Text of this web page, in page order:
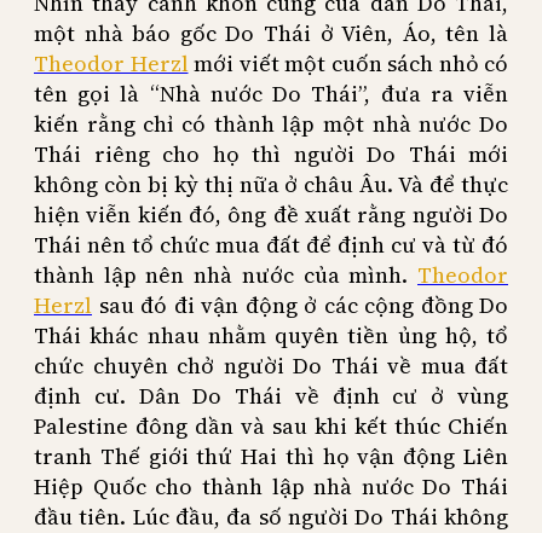
một nhà báo gốc Do Thái ở Viên, Áo, tên là
Theodor Herzlmới viết một cuốn sách nhỏ có
tên gọi là “Nhà nước Do Thái”, đưa ra viễn
kiến rằng chỉ có thành lập một nhà nước Do
Thái riêng cho họ thì người Do Thái mới
không còn bị kỳ thị nữa ở châu Âu. Và để thực
hiện viễn kiến đó, ông đề xuất rằng người Do
Thái nên tổ chức mua đất để định cư và từ đó
thành lập nên nhà nước của mình. Theodor
Herzl sau đó đi vận động ở các cộng đồng Do
Thái khác nhau nhằm quyên tiền ủng hộ, tổ
chức chuyên chở người Do Thái về mua đất
định cư. Dân Do Thái về định cư ở vùng
Palestine đông dần và sau khi kết thúc Chiến
tranh Thế giới thứ Hai thì họ vận động Liên
Hiệp Quốc cho thành lập nhà nước Do Thái
đầu tiên. Lúc đầu, đa số người Do Thái không